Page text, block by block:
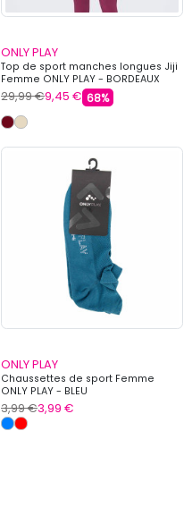
ONLY PLAY
Top de sport manches longues Jiji
Femme ONLY PLAY - BORDEAUX
29,99 €9,45 € 68%
ONLY PLAY
Chaussettes de sport Femme
ONLY PLAY - BLEU
3,99 €3,99 €